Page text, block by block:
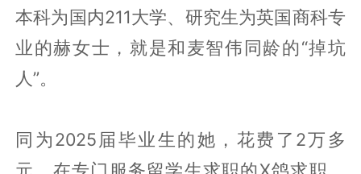
本科为国内211大学、研究生为英国商科专
业的赫女士，就是和麦智伟同龄的“掉坑
人”。
同为2025届毕业生的她，花费了2万多
元，在专门服务留学生求职的X鸽求职，